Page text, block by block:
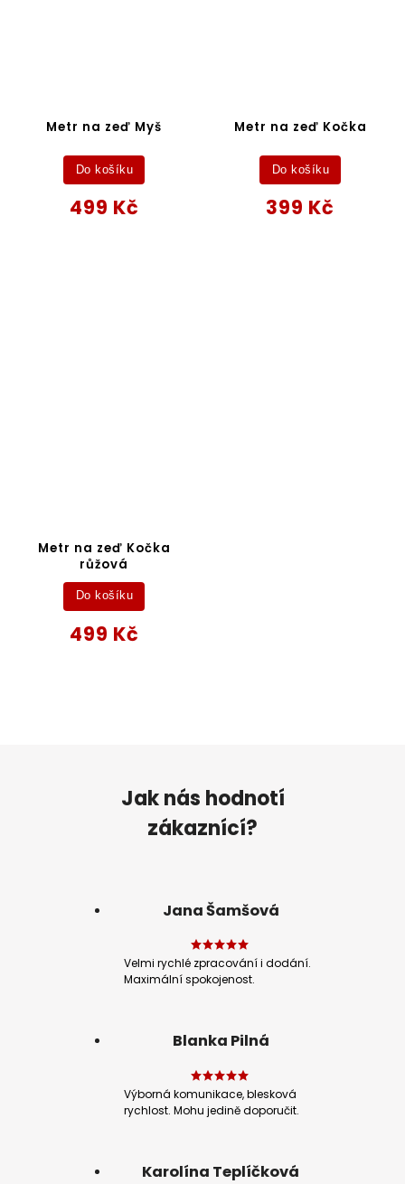
Metr na zeď Myš
499 Kč
Do košíku
Metr na zeď Kočka
399 Kč
Do košíku
Metr na zeď Kočka
růžová
499 Kč
Do košíku
Jak nás hodnotí
zákaznící?
Jana Šamšová
Velmi rychlé zpracování i dodání.
Maximální spokojenost.
Blanka Pilná
Výborná komunikace, blesková
rychlost. Mohu jedině doporučit.
Karolína Teplíčková